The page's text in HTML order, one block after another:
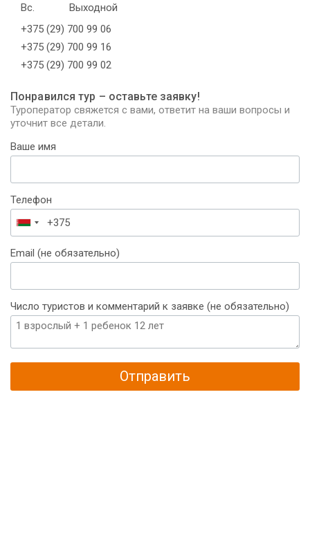
Вс.
Выходной
+375 (29) 700 99 06
+375 (29) 700 99 16
+375 (29) 700 99 02
Понравился тур – оставьте заявку!
Туроператор свяжется с вами, ответит на ваши вопросы и
уточнит все детали.
Ваше имя
Телефон
Беларусь
+375
Email (не обязательно)
Число туристов и комментарий к заявке (не обязательно)
Отправить